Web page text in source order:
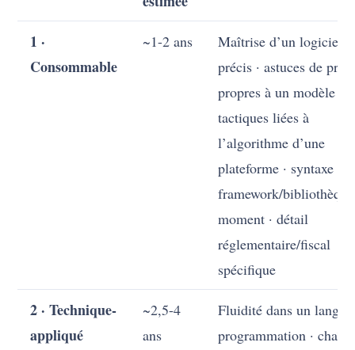
1 ·
Consommable
~1-2 ans
Maîtrise d’un logiciel/
précis · astuces de
propres à un modèle ·
tactiques liées à
l’algorithme d’une
plateforme · syntaxe
framework/
moment · détail
réglementaire/fiscal
spécifique
2 · Technique-
appliqué
~2,5-4
ans
Fluidité dans un
programmation ·